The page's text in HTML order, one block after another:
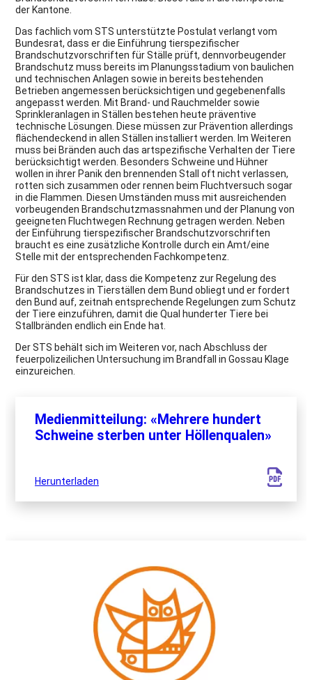
der Kantone.
Das fachlich vom STS unterstützte Postulat verlangt vom
Bundesrat, dass er die Einführung tierspezifischer
Brandschutzvorschriften für Ställe prüft, dennvorbeugender
Brandschutz muss bereits im Planungsstadium von baulichen
und technischen Anlagen sowie in bereits bestehenden
Betrieben angemessen berücksichtigen und gegebenenfalls
angepasst werden. Mit Brand- und Rauchmelder sowie
Sprinkleranlagen in Ställen bestehen heute präventive
technische Lösungen. Diese müssen zur Prävention allerdings
flächendeckend in allen Ställen installiert werden. Im Weiteren
muss bei Bränden auch das artspezifische Verhalten der Tiere
berücksichtigt werden. Besonders Schweine und Hühner
wollen in ihrer Panik den brennenden Stall oft nicht verlassen,
rotten sich zusammen oder rennen beim Fluchtversuch sogar
in die Flammen. Diesen Umständen muss mit ausreichenden
vorbeugenden Brandschutzmassnahmen und der Planung von
geeigneten Fluchtwegen Rechnung getragen werden. Neben
der Einführung tierspezifischer Brandschutzvorschriften
braucht es eine zusätzliche Kontrolle durch ein Amt/eine
Stelle mit der entsprechenden Fachkompetenz.
Für den STS ist klar, dass die Kompetenz zur Regelung des
Brandschutzes in Tierställen dem Bund obliegt und er fordert
den Bund auf, zeitnah entsprechende Regelungen zum Schutz
der Tiere einzuführen, damit die Qual hunderter Tiere bei
Stallbränden endlich ein Ende hat.
Der STS behält sich im Weiteren vor, nach Abschluss der
feuerpolizeilichen Untersuchung im Brandfall in Gossau Klage
einzureichen.
Medienmitteilung: «Mehrere hundert
Schweine sterben unter Höllenqualen»
Herunterladen